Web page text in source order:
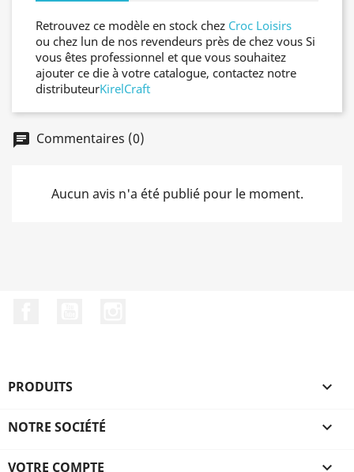
Retrouvez ce modèle en stock chez Croc Loisirs
ou chez lun de nos revendeurs près de chez vous Si
vous êtes professionnel et que vous souhaitez
ajouter ce die à votre catalogue, contactez notre
distributeurKirelCraft
chat Commentaires (0)
Aucun avis n'a été publié pour le moment.
PRODUITS 
NOTRE SOCIÉTÉ 
VOTRE COMPTE 